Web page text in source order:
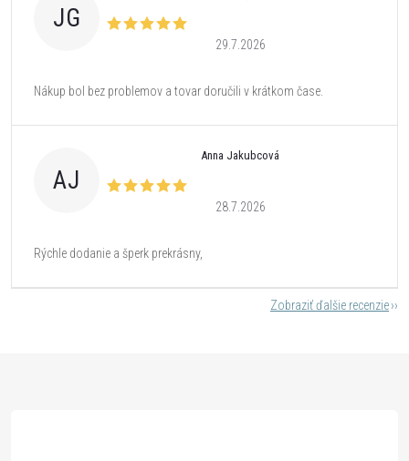
JG
29.7.2026
Nákup bol bez problemov a tovar doručili v krátkom čase.
AJ
Anna Jakubcová
28.7.2026
Rýchle dodanie a šperk prekrásny,
Zobraziť ďalšie recenzie